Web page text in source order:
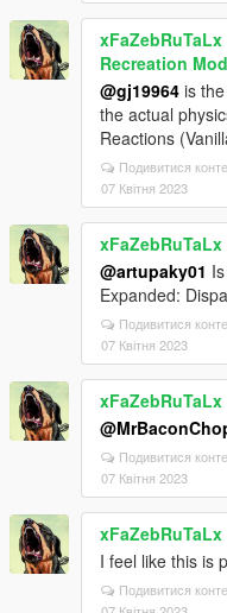
xFaZebRuTaLx
Recreation Mod
@gj19964 is
the actual
Reactions
Подивитися
07 Квітня 2023
xFaZebRuTaLx
@artupaky01
Expanded:
Подивитися
07 Квітня 2023
xFaZebRuTaLx
Подивитися
07 Квітня 2023
xFaZebRuTaLx
I feel like this is
Подивитися